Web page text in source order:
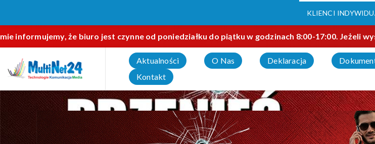
KLIENCI
że biuro jest czynne od poniedziałku do piątku w godzinach 8:00-17:00. Jeżeli
Aktualności O Nas Deklaracja
Kontakt